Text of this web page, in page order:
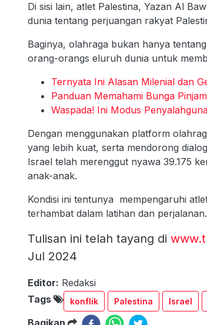
Di sisi lain, atlet Palestina, Yazan Al
dunia tentang perjuangan rakyat
Baginya, olahraga bukan hanya
orang-orangs eluruh dunia untuk
Ternyata Ini Alasan Milenial dan
Panduan Memahami Bunga
Waspada! Ini Modus
Dengan menggunakan platform
yang lebih kuat, serta mendorong
Israel telah merenggut nyawa 39.175
anak-anak.
Kondisi ini tentunya mempengaruhi
terhambat dalam latihan dan perjalanan.
Tulisan ini telah tayang di
Jul 2024
Editor: Redaksi
Tags
konflik Palestina Israel
Bagikan